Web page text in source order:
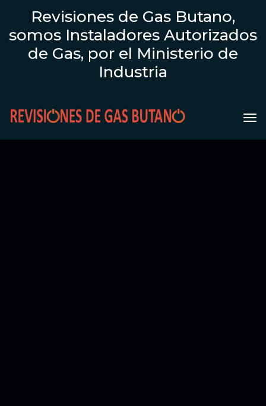
Revisiones de Gas Butano,
somos Instaladores Autorizados
de Gas, por el Ministerio de
Industria